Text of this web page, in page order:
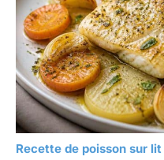
Recette de poisson sur